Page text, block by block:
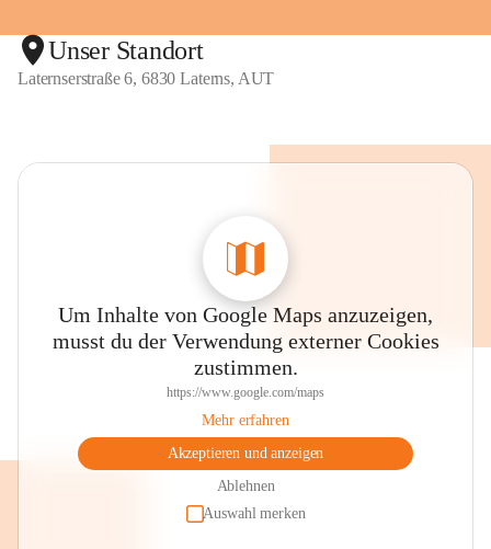
Unser Standort
Laternserstraße 6, 6830 Laterns, AUT
Um Inhalte von Google Maps anzuzeigen,
musst du der Verwendung externer Cookies
zustimmen.
https://www.google.com/maps
Mehr erfahren
Akzeptieren und anzeigen
Ablehnen
Auswahl merken